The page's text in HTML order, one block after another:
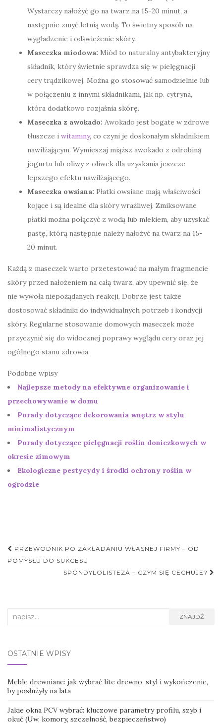
Wystarczy nałożyć go na twarz na 15-20 minut, a
następnie zmyć letnią wodą. To świetny sposób na
wygładzenie i odświeżenie skóry.
Maseczka miodowa: Miód to naturalny antybakteryjny
składnik, który świetnie sprawdza się w pielęgnacji
cery trądzikowej. Można go stosować samodzielnie lub
w połączeniu z innymi składnikami, jak np. cytryna,
która dodatkowo rozjaśnia skórę.
Maseczka z awokado: Awokado jest bogate w zdrowe
tłuszcze i witaminy, co czyni je doskonałym składnikiem
nawilżającym. Wymieszaj miąższ awokado z odrobiną
jogurtu lub oliwy z oliwek dla uzyskania jeszcze
lepszego efektu nawilżającego.
Maseczka owsiana: Płatki owsiane mają właściwości
kojące i są idealne dla skóry wrażliwej. Zmiksowane
płatki można połączyć z wodą lub mlekiem, aby uzyskać
pastę, którą następnie należy nałożyć na twarz na 15-
20 minut.
Każdą z maseczek warto przetestować na małym fragmencie
skóry przed nałożeniem na całą twarz, aby upewnić się, że
nie wywoła niepożądanych reakcji. Dobrze jest także
dostosować składniki do indywidualnych potrzeb i kondycji
skóry. Regularne stosowanie domowych maseczek może
przyczynić się do widocznej poprawy wyglądu cery oraz jej
ogólnego stanu zdrowia.
Podobne wpisy
Najlepsze metody na efektywne organizowanie i
przechowywanie w domu
Porady dotyczące dekorowania wnętrz w stylu
minimalistycznym
Porady dotyczące pielęgnacji roślin doniczkowych w
okresie zimowym
Ekologiczne pestycydy i środki ochrony roślin w
ogrodzie
Nawigacja
postu
PRZEWODNIK PO ZAKŁADANIU WŁASNEJ FIRMY – OD
POMYSŁU DO SUKCESU
SPONDYLOLISTEZA – CZYM SIĘ CECHUJE?
Search
ZNAJDŹ
OSTATNIE WPISY
Meble drewniane: jak wybrać lite drewno, styl i wykończenie,
by posłużyły na lata
Jakie okna PCV wybrać: kluczowe parametry profilu, szyb i
okuć (Uw, komory, szczelność, bezpieczeństwo)